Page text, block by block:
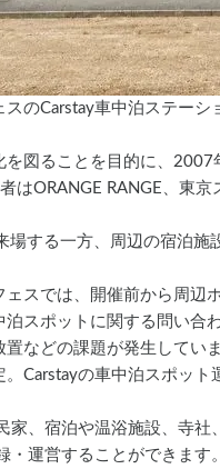
スのCarstay車中泊ステーシ
を図ることを目的に、
はORANGE RANGE、東
する一方、周辺の宿泊施
スでは、開催前から周
泊スポットに関する問い
などの課題が発生してい
Carstayの車中泊スポット
家、宿泊や温浴施設、寺
・運営することができま